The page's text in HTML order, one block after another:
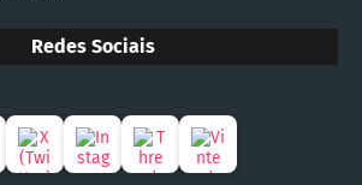
Redes Sociais